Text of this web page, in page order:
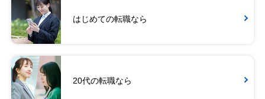
はじめての転職なら
20代の転職なら